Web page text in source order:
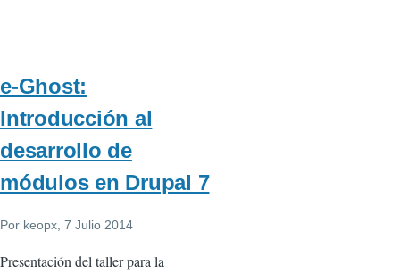
e-Ghost:
Introducción al
desarrollo de
módulos en Drupal 7
Por keopx , 7 Julio 2014
Presentación del taller para la